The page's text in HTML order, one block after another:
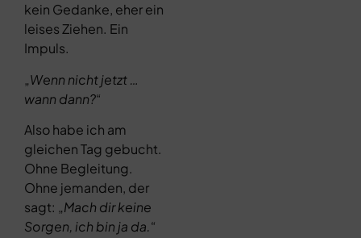
kein Gedanke, eher ein
leises Ziehen. Ein
Impuls.
„Wenn nicht jetzt …
wann dann?“
Also habe ich am
gleichen Tag gebucht.
Ohne Begleitung.
Ohne jemanden, der
sagt: „Mach dir keine
Sorgen, ich bin ja da.“